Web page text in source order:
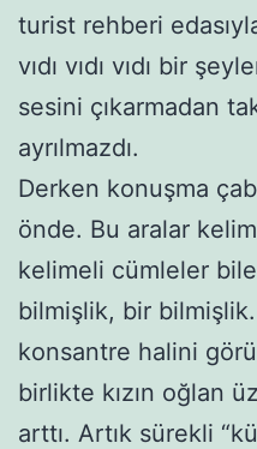
turist rehberi
vıdı vıdı vıdı bir
sesini çıkarmadan
ayrılmazdı.
Derken konuşma
önde. Bu aralar
kelimeli cümleler
bilmişlik, bir
konsantre halini
birlikte kızın oğlan
arttı. Artık sürekli